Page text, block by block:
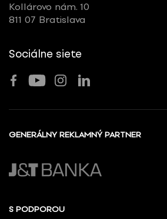
Kollárovo nám. 10
811 07 Bratislava
Sociálne siete
GENERÁLNY REKLAMNÝ PARTNER
S PODPOROU